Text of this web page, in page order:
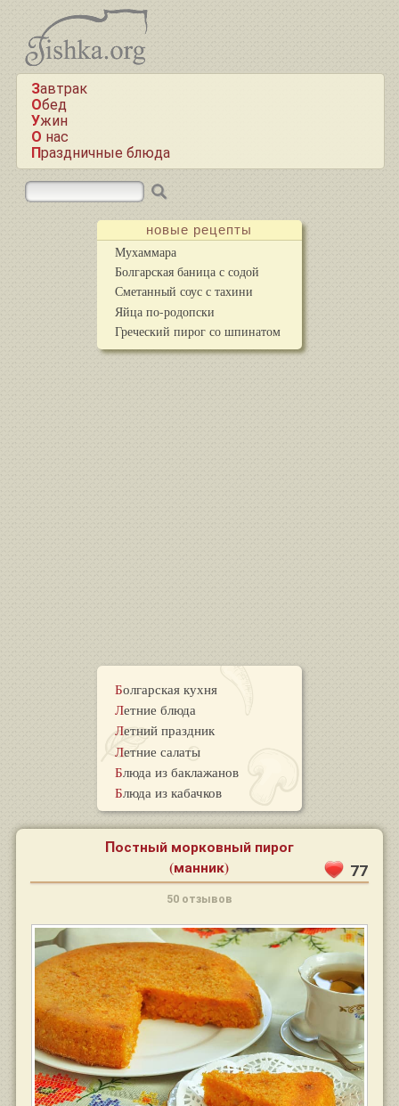
Завтрак
Обед
Ужин
О нас
Праздничные блюда
новые рецепты
Мухаммара
Болгарская баница с содой
Сметанный соус с тахини
Яйца по-родопски
Греческий пирог со шпинатом
Болгарская кухня
Летние блюда
Летний праздник
Летние салаты
Блюда из баклажанов
Блюда из кабачков
Постный морковный пирог
(манник) 77
50 отзывов